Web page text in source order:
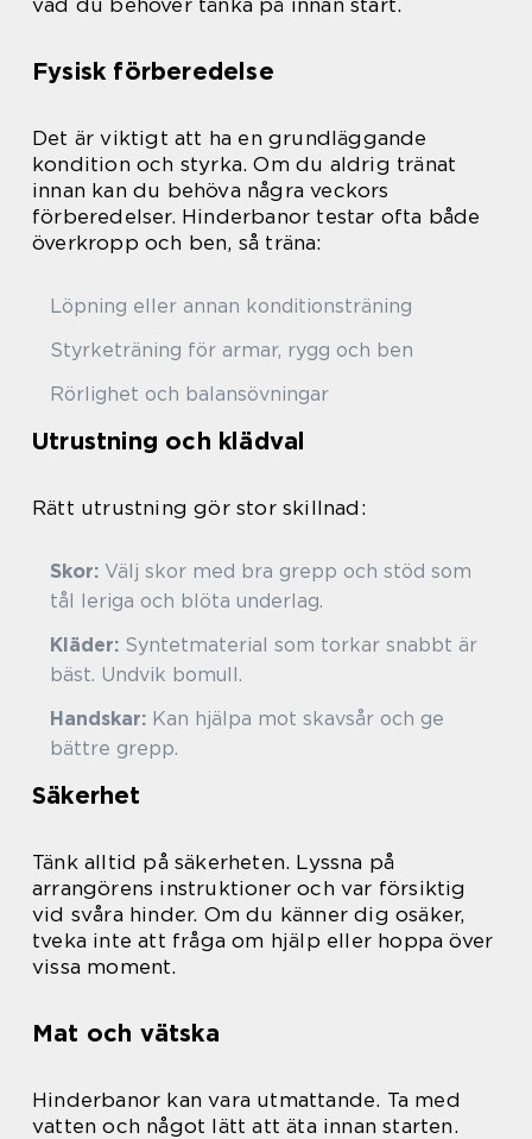
vad du behöver tänka på innan start.
Fysisk förberedelse
Det är viktigt att ha en grundläggande
kondition och styrka. Om du aldrig tränat
innan kan du behöva några veckors
förberedelser. Hinderbanor testar ofta både
överkropp och ben, så träna:
Löpning eller annan konditionsträning
Styrketräning för armar, rygg och ben
Rörlighet och balansövningar
Utrustning och klädval
Rätt utrustning gör stor skillnad:
Skor: Välj skor med bra grepp och stöd som
tål leriga och blöta underlag.
Kläder: Syntetmaterial som torkar snabbt är
bäst. Undvik bomull.
Handskar: Kan hjälpa mot skavsår och ge
bättre grepp.
Säkerhet
Tänk alltid på säkerheten. Lyssna på
arrangörens instruktioner och var försiktig
vid svåra hinder. Om du känner dig osäker,
tveka inte att fråga om hjälp eller hoppa över
vissa moment.
Mat och vätska
Hinderbanor kan vara utmattande. Ta med
vatten och något lätt att äta innan starten.